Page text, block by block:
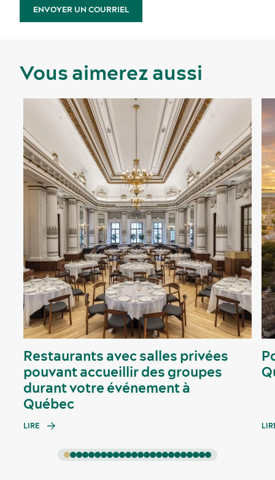
ENVOYER UN COURRIEL
Vous aimerez aussi
Restaurants avec salles privées
pouvant accueillir des groupes
durant votre événement à
Québec
LIRE